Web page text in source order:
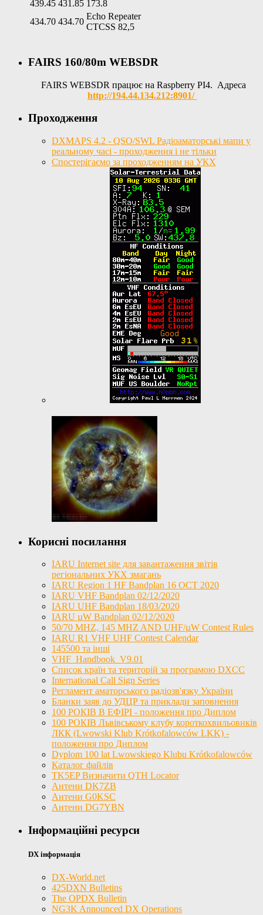
439.45 431.85 173.8
434.70 434.70
Echo Repeater
CTCSS 82,5
FAIRS 160/80m WEBSDR
FAIRS WEBSDR працює на Raspberry PI4. Адреса
http://194.44.134.212:8901/
Проходження
DXMAPS 4.2 - QSO/SWL Радіоаматорські мапи у
реальному часі - проходження і не тільки
Спостерігаємо за проходженням на УКХ
Корисні посилання
IARU Internet site для завантаження звітів
регіональних УКХ змагань
IARU Region 1 HF Bandplan 16 OCT 2020
IARU VHF Bandplan 02/12/2020
IARU UHF Bandplan 18/03/2020
IARU µW Bandplan 02/12/2020
50/70 MHZ, 145 MHZ AND UHF/µW Contest Rules
IARU R1 VHF UHF Contest Calendar
145500 та інші
VHF_Handbook_V9.01
Список країн та територій за програмою DXCC
International Call Sign Series
Регламент аматорського радіозв'язку України
Бланки заяв до УДЦР та приклади заповнення
100 РОКІВ В ЕФІРІ - положення про Диплом
100 РОКІВ Львівському клубу короткохвильовиків
ЛКК (Lwowski Klub Krótkofalowców LKK) -
положення про Диплом
Dyplom 100 lat Lwowskiego Klubu Krótkofalowców
Каталог файлів
TK5EP Визначити QTH Locator
Антени DK7ZB
Антени G0KSC
Антени DG7YBN
Інформаційні ресурси
DX інформація
DX-World.net
425DXN Bulletins
The OPDX Bulletin
NG3K Announced DX Operations